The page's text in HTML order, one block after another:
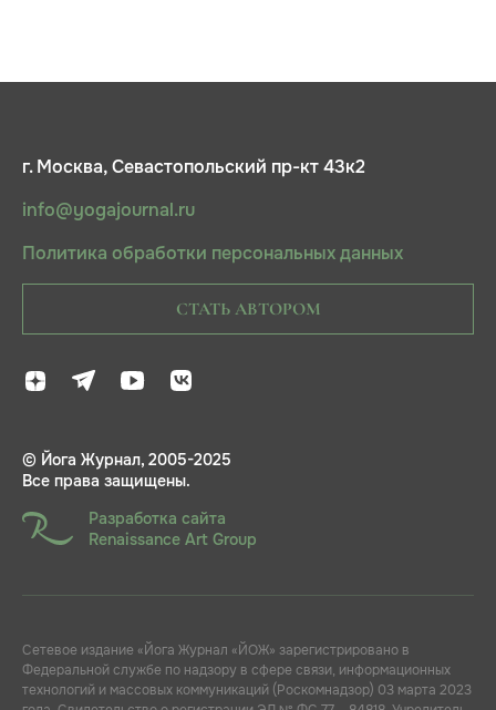
г. Москва, Севастопольский пр-кт 43к2
info@yogajournal.ru
Политика обработки персональных данных
СТАТЬ АВТОРОМ
© Йога Журнал, 2005-2025
Все права защищены.
Разработка сайта
Renaissance Art Group
Сетевое издание «Йога Журнал «ЙОЖ» зарегистрировано в
Федеральной службе по надзору в сфере связи, информационных
технологий и массовых коммуникаций (Роскомнадзор) 03 марта 2023